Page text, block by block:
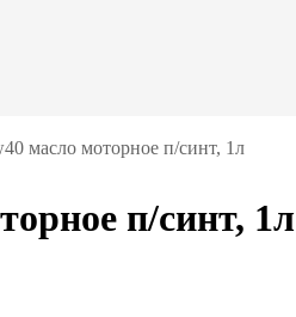
масло моторное п/синт, 1л
п/синт, 1л